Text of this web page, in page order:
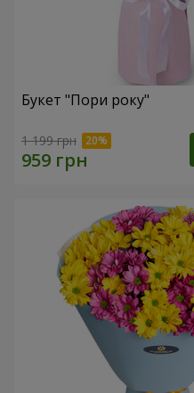
Букет "Пори року"
1 199 грн